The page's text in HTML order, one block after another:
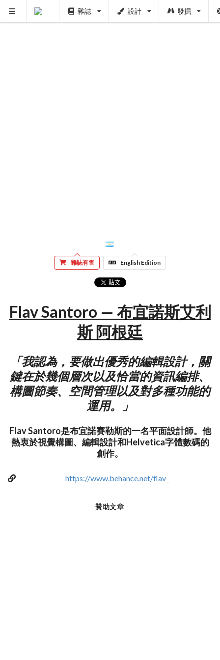
雜誌 設計 發掘
雜誌有售 English Edition
Flav Santoro — 布宜諾斯艾利
斯 阿根廷
「我認為，要做出優秀的編輯設計，關
鍵在於幾個層次以及恰當的資訊編排、
構圖節奏、空間管理以及對多種功能的
運用。」
Flav Santoro是布宜諾賽勒斯的一名平面設計師。他
熱衷於視覺構圖、編輯設計和Helvetica字體數碼的
創作。
https://www.behance.net/flav_
贊助文章